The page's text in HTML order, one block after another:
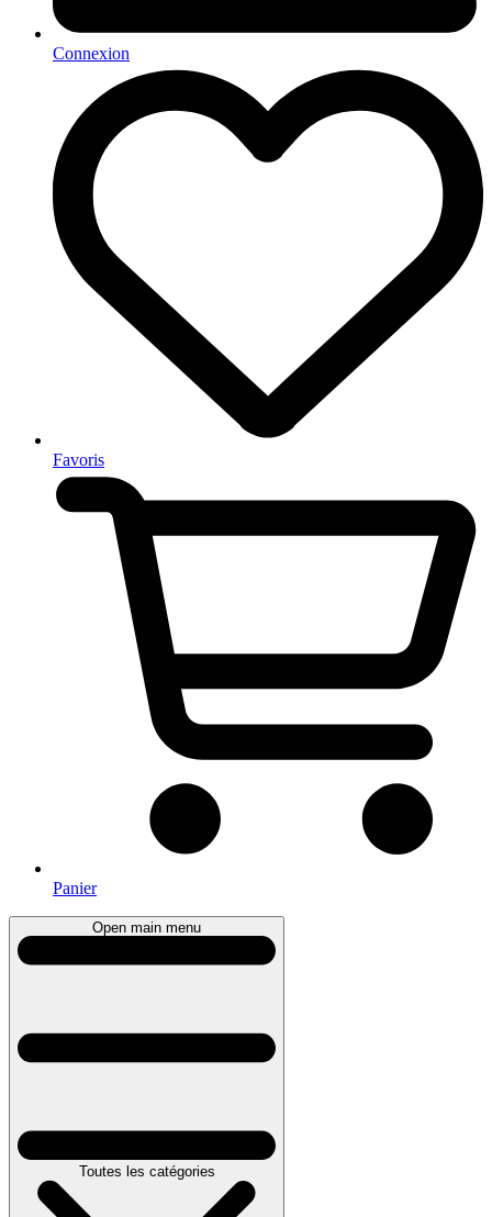
Connexion
Favoris
Panier
Open main menu
Toutes les catégories